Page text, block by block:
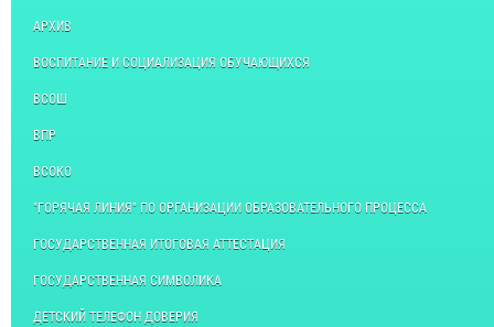
АРХИВ
ВОСПИТАНИЕ И СОЦИАЛИЗАЦИЯ ОБУЧАЮЩИХСЯ
ВСОШ
ВПР
ВСОКО
"ГОРЯЧАЯ ЛИНИЯ" ПО ОРГАНИЗАЦИИ ОБРАЗОВАТЕЛЬНОГО ПРОЦЕССА
ГОСУДАРСТВЕННАЯ ИТОГОВАЯ АТТЕСТАЦИЯ
ГОСУДАРСТВЕННАЯ СИМВОЛИКА
ДЕТСКИЙ ТЕЛЕФОН ДОВЕРИЯ